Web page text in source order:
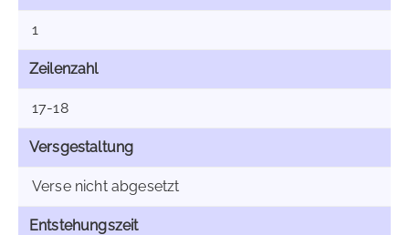
1
Zeilenzahl
17-18
Versgestaltung
Verse nicht abgesetzt
Entstehungszeit